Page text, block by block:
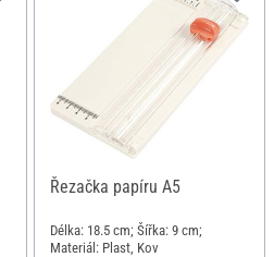
Řezačka papíru A5
Délka: 18.5 cm; Šířka: 9 cm;
Materiál: Plast, Kov